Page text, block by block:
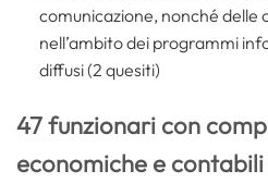
comunicazione, nonché delle
nell’ambito dei programmi
diffusi (2 quesiti)
47 funzionari con
economiche e contabili